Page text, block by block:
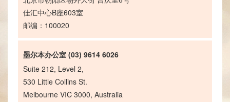
佳汇中心B座603室
邮编：100020
墨尔本办公室 (03) 9614 6026
Suite 212, Level 2,
530 Little Collins St.
Melbourne VIC 3000, Australia